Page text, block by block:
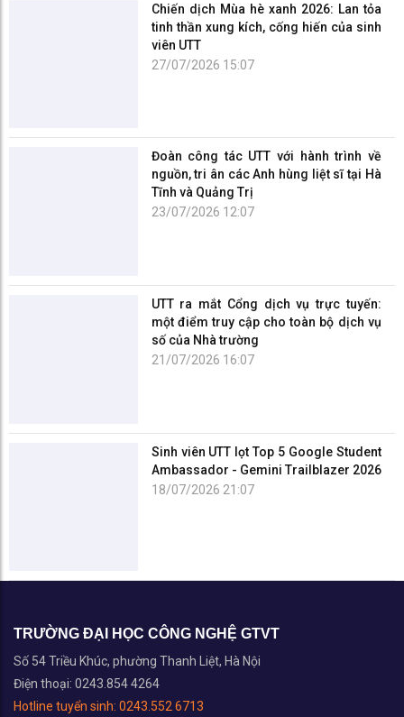
Chiến dịch Mùa hè xanh 2026: Lan tỏa
tinh thần xung kích, cống hiến của sinh
viên UTT
27/07/2026 15:07
Đoàn công tác UTT với hành trình về
nguồn, tri ân các Anh hùng liệt sĩ tại Hà
Tĩnh và Quảng Trị
23/07/2026 12:07
UTT ra mắt Cổng dịch vụ trực tuyến:
một điểm truy cập cho toàn bộ dịch vụ
số của Nhà trường
21/07/2026 16:07
Sinh viên UTT lọt Top 5 Google Student
Ambassador - Gemini Trailblazer 2026
18/07/2026 21:07
TRƯỜNG ĐẠI HỌC CÔNG NGHỆ GTVT
Số 54 Triều Khúc, phường Thanh Liệt, Hà Nội
Điện thoại: 0243.854 4264
Hotline tuyển sinh: 0243.552 6713